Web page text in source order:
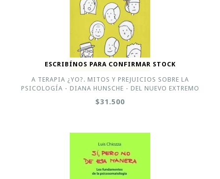
ESCRIBÍNOS PARA CONFIRMAR STOCK
A TERAPIA ¿YO?. MITOS Y PREJUICIOS SOBRE LA
PSICOLOGÍA - DIANA HUNSCHE - DEL NUEVO EXTREMO
$31.500